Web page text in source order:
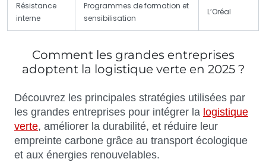
Résistance
interne
Programmes de formation et
sensibilisation
L’Oréal
Comment les grandes entreprises
adoptent la logistique verte en 2025 ?
Découvrez les principales stratégies utilisées par
les grandes entreprises pour intégrer la logistique
verte, améliorer la durabilité, et réduire leur
empreinte carbone grâce au transport écologique
et aux énergies renouvelables.